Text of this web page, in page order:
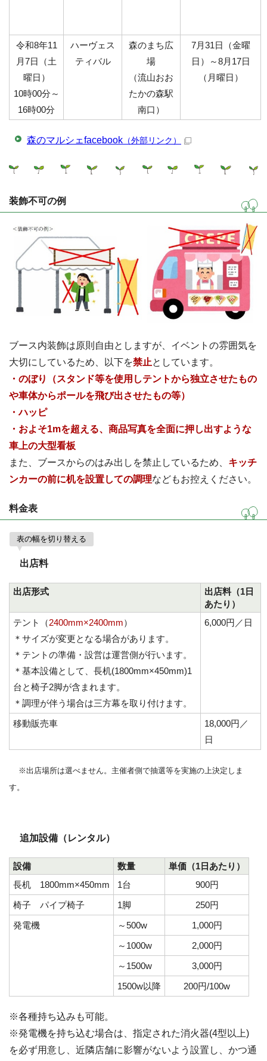
令和8年11
月7日（土
曜日）
10時00分～
16時00分
ハーヴェス
ティバル
森のまち広
場
（流山おお
たかの森駅
南口）
7月31日（金曜
日）～8月17日
（月曜日）
森のマルシェfacebook （外部リンク）
装飾不可の例
ブース内装飾は原則自由としますが、イベントの雰囲気を
大切にしているため、以下を禁止としています。
・のぼり（スタンド等を使用しテントから独立させたもの
や車体からポールを飛び出させたもの等）
・ハッピ
・およそ1mを超える、商品写真を全面に押し出すような
車上の大型看板
また、ブースからのはみ出しを禁止しているため、 キッチ
ンカーの前に机を設置しての調理などもお控えください。
料金表
表の幅を切り替える
出店料
出店形式
出店料（1日
あたり）
テント（2400mm×2400mm）
＊サイズが変更となる場合があります。
＊テントの準備・設営は運営側が行います。
＊基本設備として、長机(1800mm×450mm)1
台と椅子2脚が含まれます。
＊調理が伴う場合は三方幕を取り付けます。
6,000円／日
移動販売車
18,000円／
日
※出店場所は選べません。主催者側で抽選等を実施の上決定しま
す。
追加設備（レンタル）
設備 数量
単価（1日あたり）
長机 1800mm×450mm
1台
900円
椅子 パイプ椅子
1脚
250円
発電機
～500w
1,000円
～1000w
2,000円
～1500w
3,000円
1500w以降
200円/100w
※各種持ち込みも可能。
※発電機を持ち込む場合は、指定された消火器(4型以上)
を必ず用意し、近隣店舗に影響がないよう設置し、かつ通